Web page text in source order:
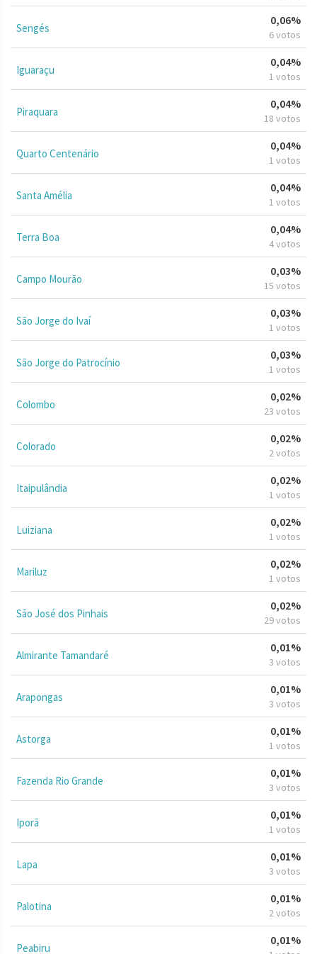
Sengés
0,06%
6 votos
Iguaraçu
0,04%
1 votos
Piraquara
0,04%
18 votos
Quarto Centenário
0,04%
1 votos
Santa Amélia
0,04%
1 votos
Terra Boa
0,04%
4 votos
Campo Mourão
0,03%
15 votos
São Jorge do Ivaí
0,03%
1 votos
São Jorge do Patrocínio
0,03%
1 votos
Colombo
0,02%
23 votos
Colorado
0,02%
2 votos
Itaipulândia
0,02%
1 votos
Luiziana
0,02%
1 votos
Mariluz
0,02%
1 votos
São José dos Pinhais
0,02%
29 votos
Almirante Tamandaré
0,01%
3 votos
Arapongas
0,01%
3 votos
Astorga
0,01%
1 votos
Fazenda Rio Grande
0,01%
3 votos
Iporã
0,01%
1 votos
Lapa
0,01%
3 votos
Palotina
0,01%
2 votos
Peabiru
0,01%